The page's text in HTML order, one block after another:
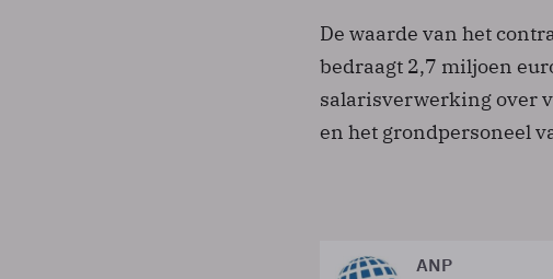
De waarde van het
bedraagt 2,7 miljoen
salarisverwerking over
en het grondpersoneel
ANP